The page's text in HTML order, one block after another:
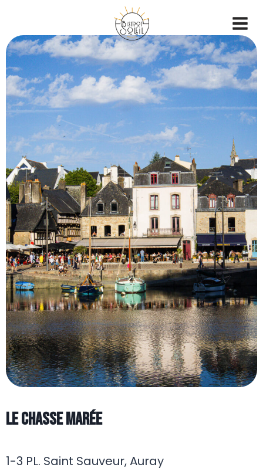
Le Chasse Marée
1-3 PL. Saint Sauveur, Auray